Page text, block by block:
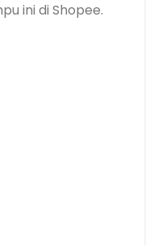
ini di Shopee.